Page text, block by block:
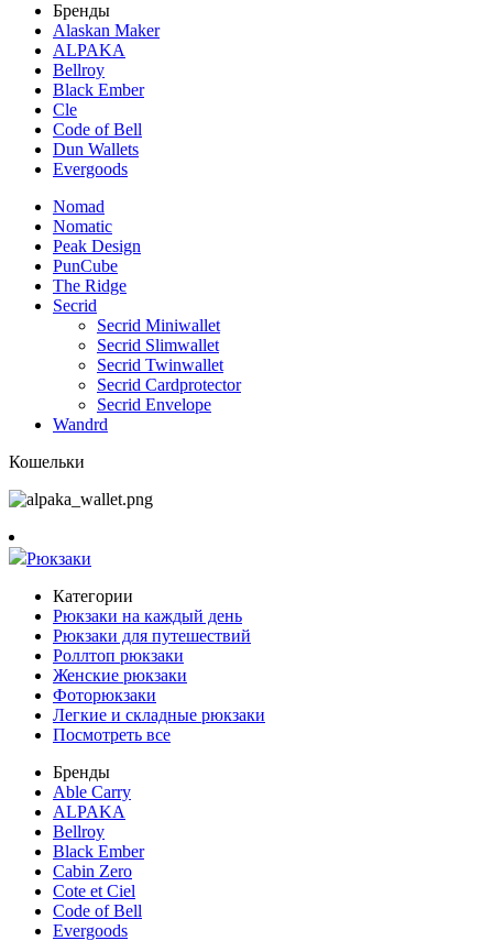
Бренды
Alaskan Maker
ALPAKA
Bellroy
Black Ember
Cle
Code of Bell
Dun Wallets
Evergoods
Nomad
Nomatic
Peak Design
PunCube
The Ridge
Secrid
Secrid Miniwallet
Secrid Slimwallet
Secrid Twinwallet
Secrid Cardprotector
Secrid Envelope
Wandrd
Кошельки
Рюкзаки
Категории
Рюкзаки на каждый день
Рюкзаки для путешествий
Роллтоп рюкзаки
Женские рюкзаки
Фоторюкзаки
Легкие и складные рюкзаки
Посмотреть все
Бренды
Able Carry
ALPAKA
Bellroy
Black Ember
Cabin Zero
Cote et Ciel
Code of Bell
Evergoods